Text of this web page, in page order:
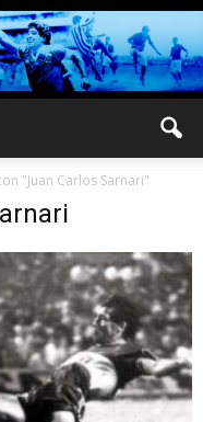
"Juan Carlos Sarnari"